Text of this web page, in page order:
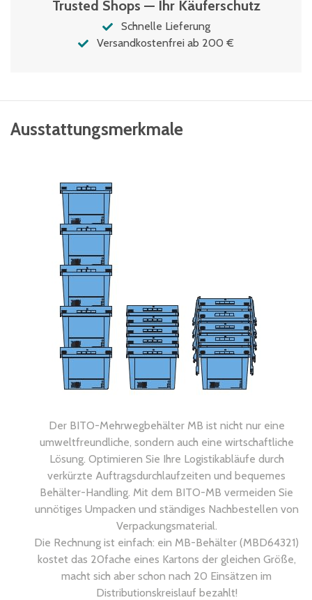
Trusted Shops — Ihr Käuferschutz
Schnelle Lieferung
Versandkostenfrei ab 200 €
Ausstattungsmerkmale
Der BITO-Mehrwegbehälter MB ist nicht nur eine
umweltfreundliche, sondern auch eine wirtschaftliche
Lösung. Optimieren Sie Ihre Logistikabläufe durch
verkürzte Auftragsdurchlaufzeiten und bequemes
Behälter-Handling. Mit dem BITO-MB vermeiden Sie
unnötiges Umpacken und ständiges Nachbestellen von
Verpackungsmaterial.
Die Rechnung ist einfach: ein MB-Behälter (MBD64321)
kostet das 20fache eines Kartons der gleichen Größe,
macht sich aber schon nach 20 Einsätzen im
Distributionskreislauf bezahlt!